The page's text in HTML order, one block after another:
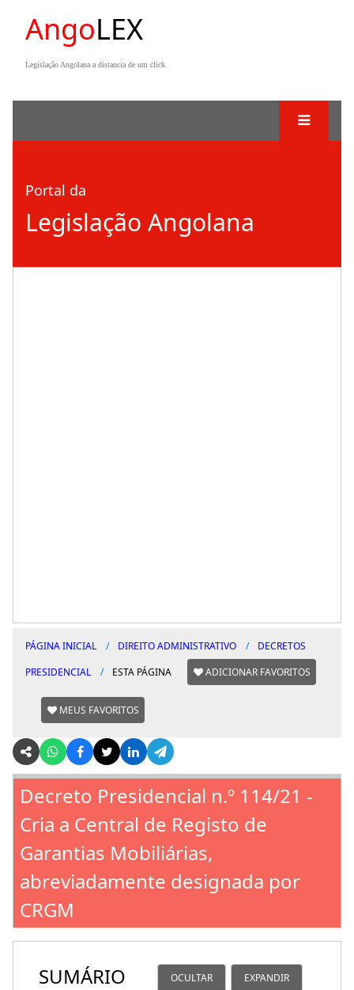
AngoLEX
Legislação Angolana a distancia de um click
Portal da
Legislação Angolana
PÁGINA INICIAL DIREITO ADMINISTRATIVO
DECRETOS
PRESIDENCIAL
ESTA PÁGINA ADICIONAR FAVORITOS
MEUS FAVORITOS
Decreto Presidencial n.º 114/21 -
Cria a Central de Registo de
Garantias Mobiliárias,
abreviadamente designada por
CRGM
SUMÁRIO OCULTAR EXPANDIR